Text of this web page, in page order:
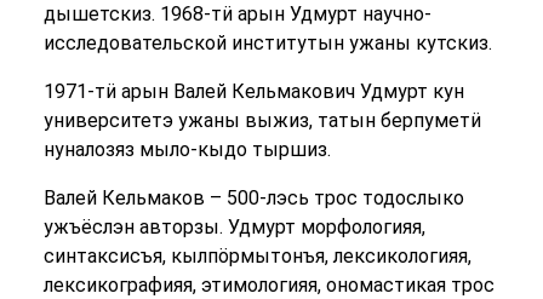
дышетскиз. 1968-тӥ арын Удмурт научно-
исследовательской институтын ужаны кутскиз.
1971-тӥ арын Валей Кельмакович Удмурт кун
университетэ ужаны выжиз, татын берпуметӥ
нуналозяз мыло-кыдо тыршиз.
Валей Кельмаков – 500-лэсь трос тодослыко
ужъёслэн авторзы. Удмурт морфологияя,
синтаксисъя, кылпӧрмытонъя, лексикологияя,
лексикографияя, этимологияя, ономастикая трос